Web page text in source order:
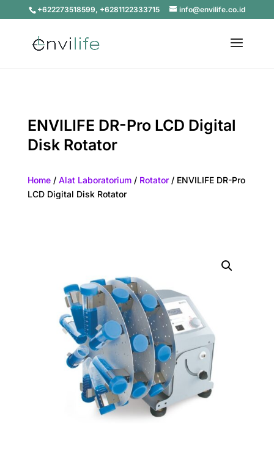
+622273518599, +6281122333715 info@envilife.co.id
ENVILIFE DR-Pro LCD Digital
Disk Rotator
Home/ Alat Laboratorium/ Rotator/ ENVILIFE DR-Pro
LCD Digital Disk Rotator